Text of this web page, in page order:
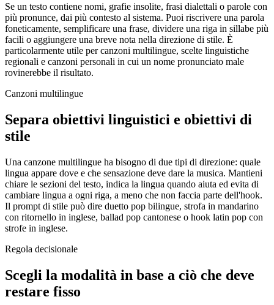
Se un testo contiene nomi, grafie insolite, frasi dialettali o parole con
più pronunce, dai più contesto al sistema. Puoi riscrivere una parola
foneticamente, semplificare una frase, dividere una riga in sillabe più
facili o aggiungere una breve nota nella direzione di stile. È
particolarmente utile per canzoni multilingue, scelte linguistiche
regionali e canzoni personali in cui un nome pronunciato male
rovinerebbe il risultato.
Canzoni multilingue
Separa obiettivi linguistici e obiettivi di
stile
Una canzone multilingue ha bisogno di due tipi di direzione: quale
lingua appare dove e che sensazione deve dare la musica. Mantieni
chiare le sezioni del testo, indica la lingua quando aiuta ed evita di
cambiare lingua a ogni riga, a meno che non faccia parte dell'hook.
Il prompt di stile può dire duetto pop bilingue, strofa in mandarino
con ritornello in inglese, ballad pop cantonese o hook latin pop con
strofe in inglese.
Regola decisionale
Scegli la modalità in base a ciò che deve
restare fisso